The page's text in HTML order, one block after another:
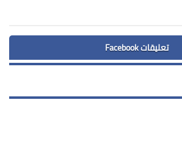
تعليقات Facebook